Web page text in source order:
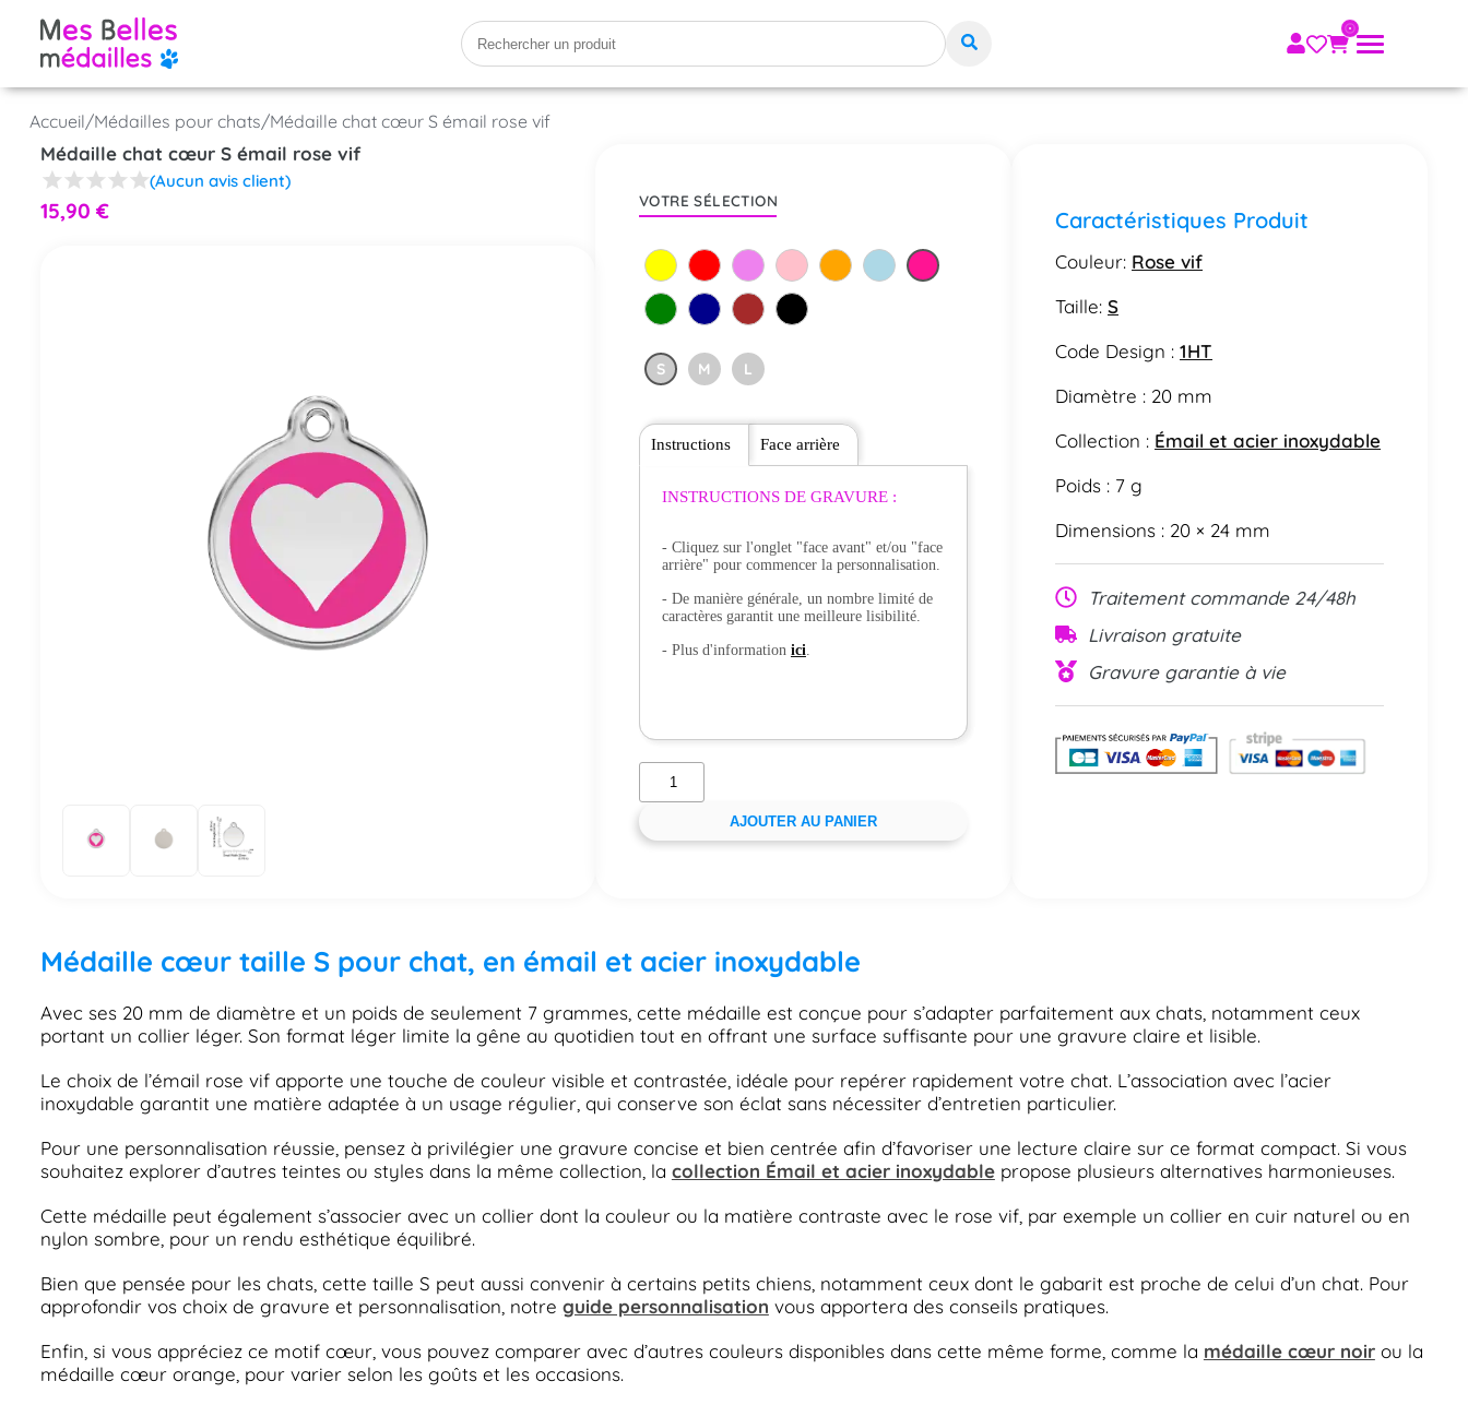
Accueil/Médailles pour chats/Médaille chat cœur S émail rose vif
Médaille chat cœur S émail rose vif
(Aucun avis client)
15,90 € VOTRE SÉLECTION
S M L
Instructions
INSTRUCTIONS DE GRAVURE :
- Cliquez sur l'onglet "face avant" et/ou "face
arrière" pour commencer la personnalisation.
- De manière générale, un nombre limité de
caractères garantit une meilleure lisibilité.
- Plus d'information ici.
Face arrière
AJOUTER AU PANIER
Caractéristiques Produit
Couleur: Rose vif
Taille:S
Code Design :1HT
Diamètre : 20 mm
Collection : Émail et acier inoxydable
Poids : 7 g
Dimensions : 20 × 24 mm
Traitement commande 24/48h
Livraison gratuite
Gravure garantie à vie
Médaille cœur taille S pour chat, en émail et acier inoxydable
Avec ses 20 mm de diamètre et un poids de seulement 7 grammes, cette médaille est conçue pour s’adapter parfaitement aux chats, notamment ceux
portant un collier léger. Son format léger limite la gêne au quotidien tout en offrant une surface suffisante pour une gravure claire et lisible.
Le choix de l’émail rose vif apporte une touche de couleur visible et contrastée, idéale pour repérer rapidement votre chat. L’association avec l’acier
inoxydable garantit une matière adaptée à un usage régulier, qui conserve son éclat sans nécessiter d’entretien particulier.
Pour une personnalisation réussie, pensez à privilégier une gravure concise et bien centrée afin d’favoriser une lecture claire sur ce format compact. Si vous
souhaitez explorer d’autres teintes ou styles dans la même collection, la collection Émail et acier inoxydablepropose plusieurs alternatives harmonieuses.
Cette médaille peut également s’associer avec un collier dont la couleur ou la matière contraste avec le rose vif, par exemple un collier en cuir naturel ou en
nylon sombre, pour un rendu esthétique équilibré.
Bien que pensée pour les chats, cette taille S peut aussi convenir à certains petits chiens, notamment ceux dont le gabarit est proche de celui d’un chat. Pour
approfondir vos choix de gravure et personnalisation, notre guide personnalisation vous apportera des conseils pratiques.
Enfin, si vous appréciez ce motif cœur, vous pouvez comparer avec d’autres couleurs disponibles dans cette même forme, comme la médaille cœur noirou la
médaille cœur orange, pour varier selon les goûts et les occasions.